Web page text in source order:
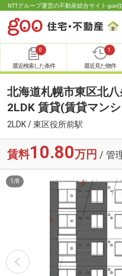
NTTグループ運営の不動産総合サイト goo
0
最近検索した条件
1
最近見た物件
北海道札幌市東区北
2LDK 賃貸(賃貸マン
2LDK / 東区役所前駅
賃料10.80万円 / 管
1 /8